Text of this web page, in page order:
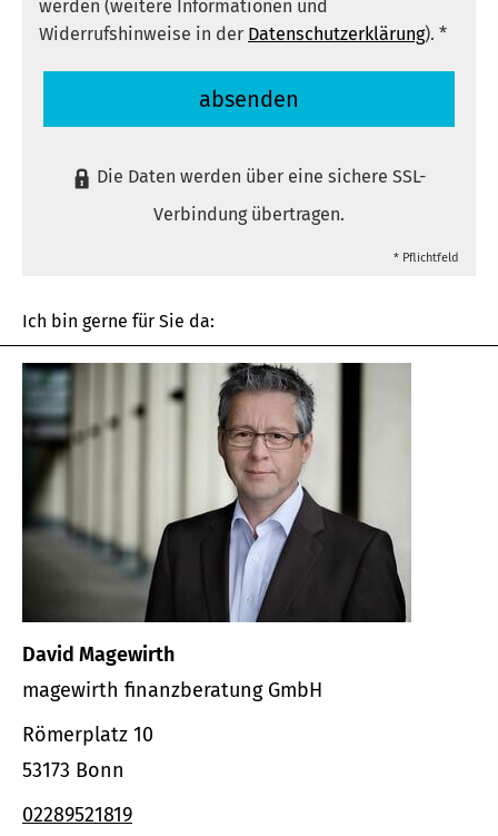
werden (weitere Informationen und
Widerrufshinweise in der Datenschutzerklärung). *
absenden
Die Daten werden über eine sichere SSL-
Verbindung übertragen.
* Pflichtfeld
Ich bin gerne für Sie da:
David Magewirth
magewirth finanzberatung GmbH
Römerplatz 10
53173 Bonn
02289521819